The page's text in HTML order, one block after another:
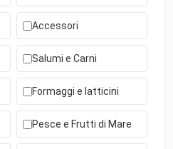
Accessori
Salumi e Carni
Formaggi e latticini
Pesce e Frutti di Mare